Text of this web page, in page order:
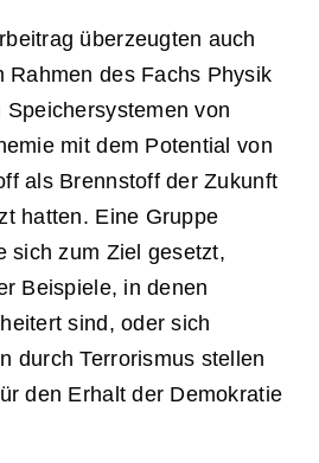
überzeugten auch
Rahmen des Fachs Physik
von
mit dem Potential von
als Brennstoff der Zukunft
hatten. Eine Gruppe
sich zum Ziel gesetzt,
Beispiele, in denen
sind, oder sich
durch Terrorismus stellen
den Erhalt der Demokratie